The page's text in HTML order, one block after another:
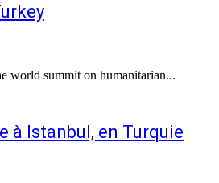
world summit on humanitarian...
à Istanbul, en Turquie